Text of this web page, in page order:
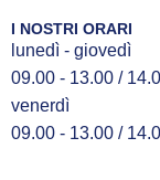
I NOSTRI ORARI
lunedì - giovedì
09.00 - 13.00 /
venerdì
09.00 - 13.00 /